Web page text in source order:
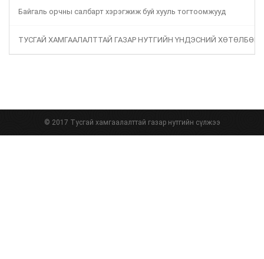
Байгаль орчны салбарт хэрэгжиж буй хууль тогтоомжууд
ТУСГАЙ ХАМГААЛАЛТТАЙ ГАЗАР НУТГИЙН ҮНДЭСНИЙ ХӨТӨЛБӨР
© 2017 Тусгай хамгаалалттай газар нутгийн сүлжээ